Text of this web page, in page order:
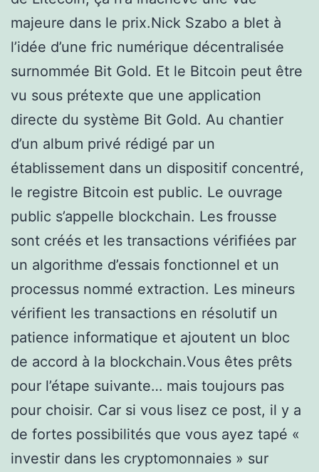
majeure dans le prix.Nick Szabo a blet à
l’idée d’une fric numérique décentralisée
surnommée Bit Gold. Et le Bitcoin peut être
vu sous prétexte que une application
directe du système Bit Gold. Au chantier
d’un album privé rédigé par un
établissement dans un dispositif concentré,
le registre Bitcoin est public. Le ouvrage
public s’appelle blockchain. Les frousse
sont créés et les transactions vérifiées par
un algorithme d’essais fonctionnel et un
processus nommé extraction. Les mineurs
vérifient les transactions en résolutif un
patience informatique et ajoutent un bloc
de accord à la blockchain.Vous êtes prêts
pour l’étape suivante… mais toujours pas
pour choisir. Car si vous lisez ce post, il y a
de fortes possibilités que vous ayez tapé «
investir dans les cryptomonnaies » sur